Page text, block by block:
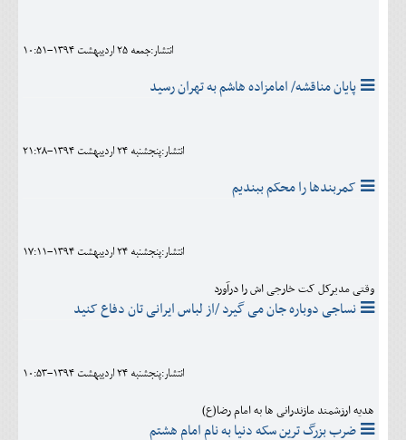
انتشار:جمعه 25 ارديبهشت 1394-10:51
پایان مناقشه/ امامزاده هاشم به تهران رسید
انتشار:پنجشنبه 24 ارديبهشت 1394-21:28
کمربندها را محکم ببندیم
انتشار:پنجشنبه 24 ارديبهشت 1394-17:11
وقتی مدیرکل کت خارجی اش را درآورد
نساجی دوباره جان می گیرد /از لباس ایرانی تان دفاع کنید
انتشار:پنجشنبه 24 ارديبهشت 1394-10:53
هدیه ارزشمند مازندرانی ها به امام رضا(ع)
ضرب بزرگ ترین سکه دنیا به نام امام هشتم